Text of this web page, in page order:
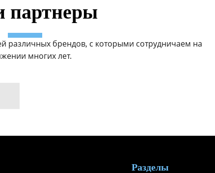
брендов, с которыми сотрудничаем на
многих лет.
Разделы